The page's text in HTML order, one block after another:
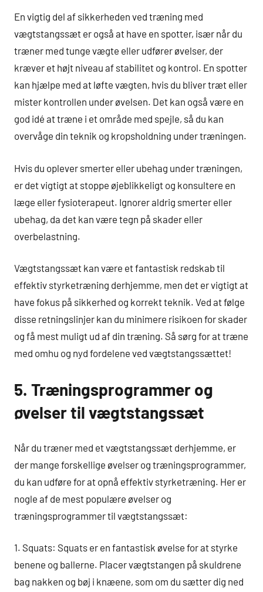
En vigtig del af sikkerheden ved træning med
vægtstangssæt er også at have en spotter, især når du
træner med tunge vægte eller udfører øvelser, der
kræver et højt niveau af stabilitet og kontrol. En spotter
kan hjælpe med at løfte vægten, hvis du bliver træt eller
mister kontrollen under øvelsen. Det kan også være en
god idé at træne i et område med spejle, så du kan
overvåge din teknik og kropsholdning under træningen.
Hvis du oplever smerter eller ubehag under træningen,
er det vigtigt at stoppe øjeblikkeligt og konsultere en
læge eller fysioterapeut. Ignorer aldrig smerter eller
ubehag, da det kan være tegn på skader eller
overbelastning.
Vægtstangssæt kan være et fantastisk redskab til
effektiv styrketræning derhjemme, men det er vigtigt at
have fokus på sikkerhed og korrekt teknik. Ved at følge
disse retningslinjer kan du minimere risikoen for skader
og få mest muligt ud af din træning. Så sørg for at træne
med omhu og nyd fordelene ved vægtstangssættet!
5. Træningsprogrammer og
øvelser til vægtstangssæt
Når du træner med et vægtstangssæt derhjemme, er
der mange forskellige øvelser og træningsprogrammer,
du kan udføre for at opnå effektiv styrketræning. Her er
nogle af de mest populære øvelser og
træningsprogrammer til vægtstangssæt:
1. Squats: Squats er en fantastisk øvelse for at styrke
benene og ballerne. Placer vægtstangen på skuldrene
bag nakken og bøj i knæene, som om du sætter dig ned